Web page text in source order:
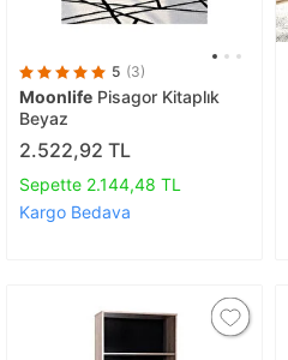
5 (3)
Moonlife Pisagor Kitaplık
Beyaz
2.522,92 TL
Sepette 2.144,48 TL
Kargo Bedava